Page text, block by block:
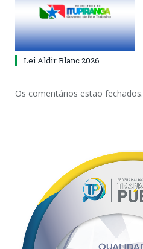
Lei Aldir Blanc 2026
Os comentários estão fechados.